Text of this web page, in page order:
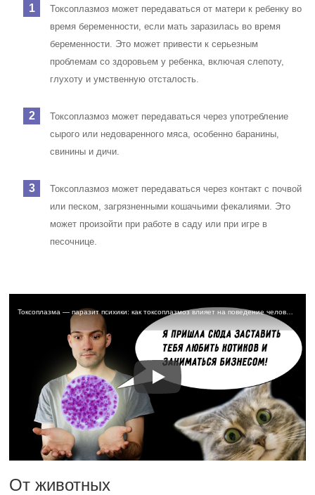
Токсоплазмоз может передаваться от матери к ребенку во
время беременности, если мать заразилась во время
беременности. Это может привести к серьезным
проблемам со здоровьем у ребенка, включая слепоту,
глухоту и умственную отсталость.
Токсоплазмоз может передаваться через употребление
сырого или недоваренного мяса, особенно баранины,
свинины и дичи.
Токсоплазмоз может передаваться через контакт с почвой
или песком, загрязненными кошачьими фекалиями. Это
может произойти при работе в саду или при игре в
песочнице.
От животных